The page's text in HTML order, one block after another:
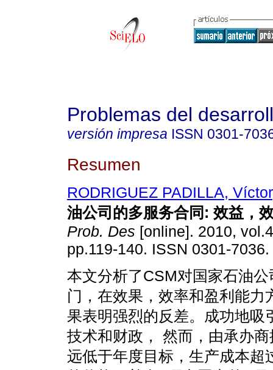
Problemas del
versión impresa ISSN 0301-
Resumen
RODRIGUEZ PADILLA, Víctor
油公司的多服务合同 : 效益，
Prob. Des [online]. 2010,
pp.119-140. ISSN 0301-7036.
本文分析了CSM对国家石油
门，在效果，效率和盈利能力
果表明强烈的反差。成功地吸
技术和财政， 然而，由承办
远低于年度目标，生产成本超